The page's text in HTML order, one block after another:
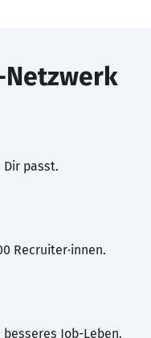
Netzwerk
Dir passt.
Recruiter·innen.
Job-Leben.